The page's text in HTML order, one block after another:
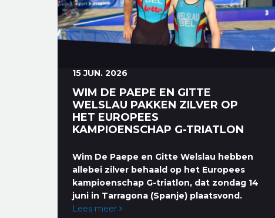
15 JUN. 2026
WIM DE PAEPE EN GITTE
WELSLAU PAKKEN ZILVER OP
HET EUROPEES
KAMPIOENSCHAP G-TRIATLON
Wim De Paepe en Gitte Welslau hebben
allebei zilver behaald op het Europees
kampioenschap G-triatlon, dat zondag 14
juni in Tarragona (Spanje) plaatsvond.
Lees meer